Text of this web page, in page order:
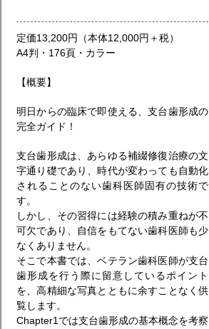
定価13,200円（本体12,000円＋税）
A4判・176頁・カラー
【概要】
明日からの臨床で即使える、支台歯形成の
完全ガイド！
支台歯形成は、あらゆる補綴修復治療の文
字通り礎であり、時代が変わっても自動化
されることのない歯科医師固有の技術で
す。
しかし、その習得には経験の積み重ねが不
可欠であり、自信をもてない歯科医師も少
なくありません。
そこで本書では、ベテラン歯科医師が支台
歯形成を行う際に留意しているポイント
を、高精細な写真とともに余すことなく供
覧します。
Chapter1では支台歯形成の基本概念を考察